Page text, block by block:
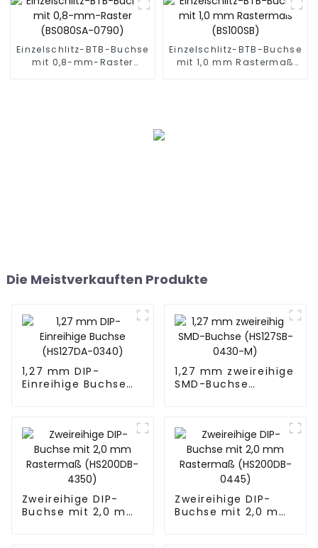
Einzelschlitz-BTB-Buchse
mit 0,8-mm-Raster
Einzelschlitz-BTB-Buchse
mit 1,0 mm Rastermaß
Die Meistverkauften Produkte
1,27 mm DIP-
Einreihige Buchse
1,27 mm zweireihige
SMD-Buchse
Zweireihige DIP-
Buchse mit 2,0 mm
Zweireihige DIP-
Buchse mit 2,0 mm